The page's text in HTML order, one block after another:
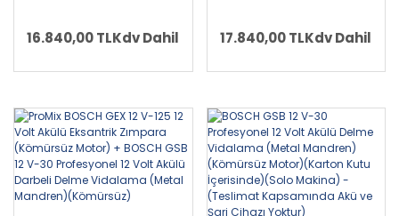
12V-105 LI Profesyonel Akülü
Darbeli Somun Sıkma
16.840,00 TLKdv Dahil
(Kömürsüz) + BOSCH GDR
12V-105 LI Profesyonel Akülü
17.840,00 TLKdv Dahil